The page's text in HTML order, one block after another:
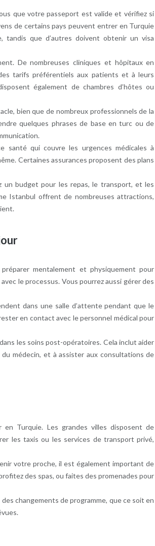
que votre passeport est valide et vérifiez si
de certains pays peuvent entrer en Turquie
que d’autres doivent obtenir un visa
De nombreuses cliniques et hôpitaux en
tarifs préférentiels aux patients et à leurs
également de chambres d’hôtes ou
bien que de nombreux professionnels de la
quelques phrases de base en turc ou de
santé qui couvre les urgences médicales à
Certaines assurances proposent des plans
un budget pour les repas, le transport, et les
Istanbul offrent de nombreuses attractions,
mentalement et physiquement pour
le processus. Vous pourrez aussi gérer des
dans une salle d’attente pendant que le
en contact avec le personnel médical pour
les soins post-opératoires. Cela inclut aider
médecin, et à assister aux consultations de
en Turquie. Les grandes villes disposent de
les taxis ou les services de transport privé,
votre proche, il est également important de
des spas, ou faites des promenades pour
changements de programme, que ce soit en